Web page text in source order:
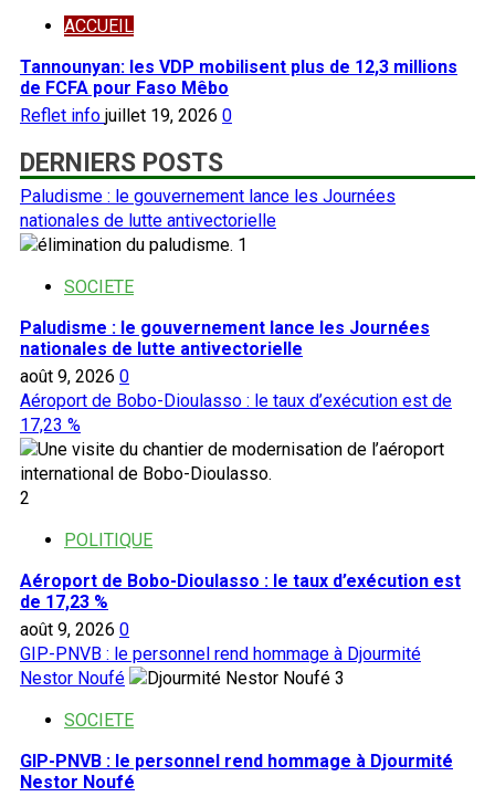
ACCUEIL
Tannounyan: les VDP mobilisent plus de 12,3 millions
de FCFA pour Faso Mêbo
Reflet info juillet 19, 2026 0
DERNIERS POSTS
Paludisme : le gouvernement lance les Journées
nationales de lutte antivectorielle
1
SOCIETE
Paludisme : le gouvernement lance les Journées
nationales de lutte antivectorielle
août 9, 2026 0
Aéroport de Bobo-Dioulasso : le taux d’exécution est de
17,23 %
2
POLITIQUE
Aéroport de Bobo-Dioulasso : le taux d’exécution est
de 17,23 %
août 9, 2026 0
GIP-PNVB : le personnel rend hommage à Djourmité
Nestor Noufé
3
SOCIETE
GIP-PNVB : le personnel rend hommage à Djourmité
Nestor Noufé